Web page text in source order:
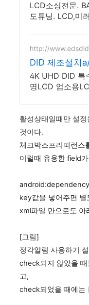
LCD소싱전문.
도튜닝. LCD,미
http://
DID 제조설치
4K UHD DID 특
명LCD 업소용
활성상태일때만 설
것이다.
체크박스프리퍼런스
이럴때 유용한 field가
key값을 넣어주면 별
xml파일 만으로도 아
[그림]
정각알림 사용하기
check되지 않았을
고,
check되었을 때에는